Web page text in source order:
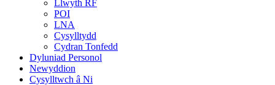
Llwyth RF
POI
LNA
Cysylltydd
Cydran Tonfedd
Dyluniad Personol
Newyddion
Cysylltwch â Ni